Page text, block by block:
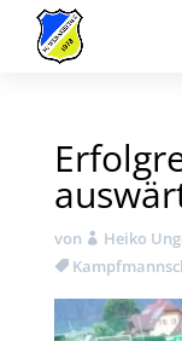
von Heiko